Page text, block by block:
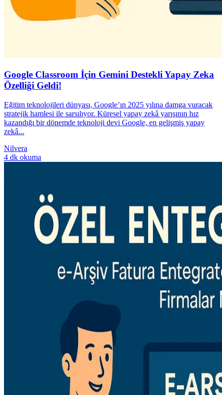
Google Classroom İçin Gemini Destekli Yapay Zeka
Özelliği Geldi!
Eğitim teknolojileri dünyası, Google’ın 2025 yılına damga vuracak
stratejik hamlesi ile sarsılıyor. Küresel yapay zekâ yarışının hız
kazandığı bir dönemde teknoloji devi Google, en gelişmiş yapay
zekâ...
Nilvera
4 dk okuma